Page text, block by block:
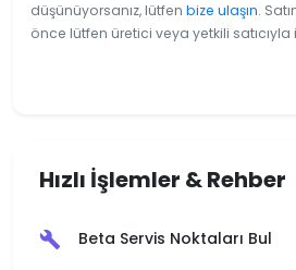
düşünüyorsanız, lütfen bize ulaşın.
önce lütfen üretici veya yetkili
Hızlı İşlemler & Rehber
build Beta Servis Noktaları Bul